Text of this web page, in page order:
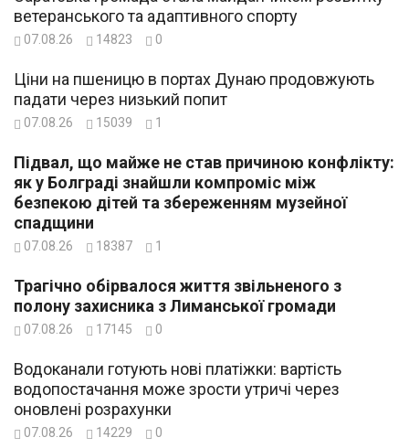
ветеранського та адаптивного спорту
07.08.26 14823 0
Ціни на пшеницю в портах Дунаю продовжують
падати через низький попит
07.08.26 15039 1
Підвал, що майже не став причиною конфлікту:
як у Болграді знайшли компроміс між
безпекою дітей та збереженням музейної
спадщини
07.08.26 18387 1
Трагічно обірвалося життя звільненого з
полону захисника з Лиманської громади
07.08.26 17145 0
Водоканали готують нові платіжки: вартість
водопостачання може зрости утричі через
оновлені розрахунки
07.08.26 14229 0